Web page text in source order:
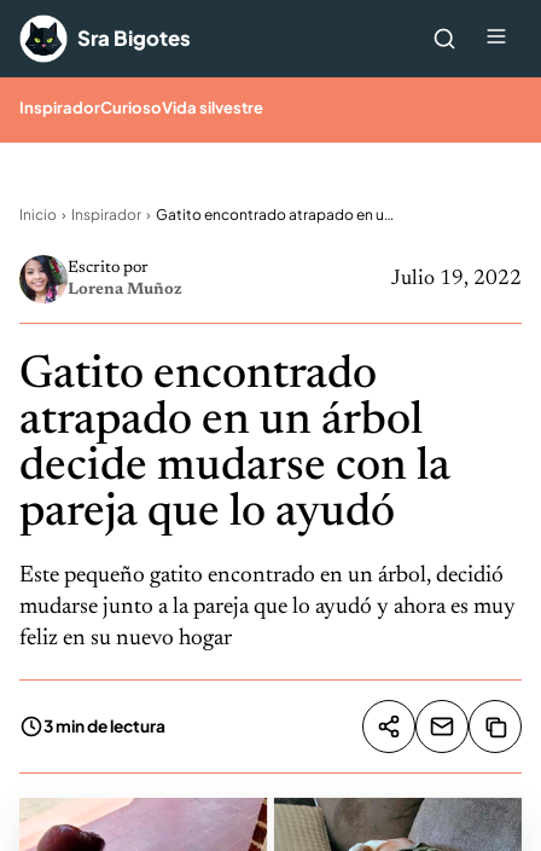
Saltar al contenido
Sra Bigotes
InspiradorCuriosoVida silvestre
Inicio Inspirador Gatito encontrado atrapado en un árbol decide mudarse con la pareja que lo ayudó
Julio 19, 2022
Escrito por
Lorena Muñoz
Gatito encontrado
atrapado en un árbol
decide mudarse con la
pareja que lo ayudó
Este pequeño gatito encontrado en un árbol, decidió
mudarse junto a la pareja que lo ayudó y ahora es muy
feliz en su nuevo hogar
3 min de lectura Compartir